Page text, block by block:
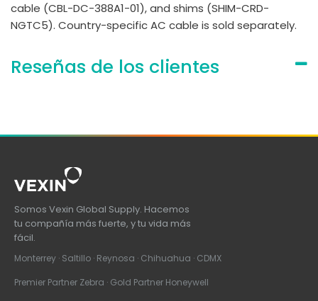
cable (CBL-DC-388A1-01), and shims (SHIM-CRD-
NGTC5). Country-specific AC cable is sold separately.
Reseñas de los clientes
Somos Vexin Global Supply. Hacemos
tu compañía más fuerte, y tu vida más
fácil.
Monterrey · Saltillo · Reynosa · Chihuahua · CDMX
Premier Partner Zebra · Gold Partner Honeywell